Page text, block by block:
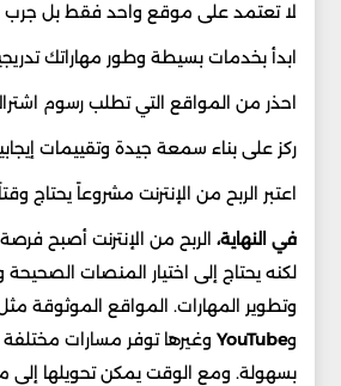
لا تعتمد على موقع واحد فقط بل جرب
ابدأ بخدمات بسيطة وطور مهاراتك
احذر من المواقع التي تطلب رسوم
ركز على بناء سمعة جيدة وتقييمات
اعتبر الربح من الإنترنت مشروعاً يحتاج
في النهاية، الربح من الإنترنت أصبح
لكنه يحتاج إلى اختيار المنصات
وتطوير المهارات. المواقع الموثوقة
وYouTube وغيرها توفر مسارات مختلفة
بسهولة. ومع الوقت يمكن تحويلها إلى